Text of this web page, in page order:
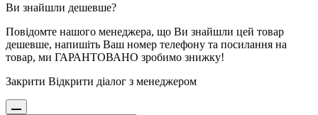
Ви знайшли дешевше?
Повідомте нашого менеджера, що Ви знайшли цей товар
дешевше, напишіть Ваш номер телефону та посилання на
товар, ми ГАРАНТОВАНО зробимо знижку!
Закрити Відкрити діалог з менеджером